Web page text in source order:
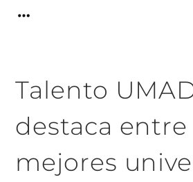
Talento
destaca entre
mejores